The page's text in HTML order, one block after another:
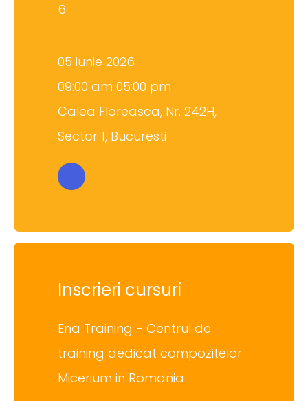
6
05 iunie 2026
09:00 am 05:00 pm
Calea Floreasca, Nr. 242H,
Sector 1, Bucuresti
Inscrieri cursuri
Ena Training - Centrul de
training dedicat compozitelor
Micerium in Romania